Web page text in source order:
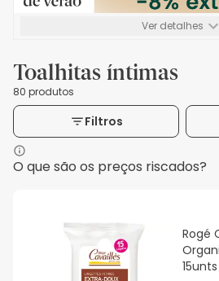
Ver detalhes
Toalhitas íntimas
80 produtos
Filtros
O que são os preços riscados?
Rogé
15unts